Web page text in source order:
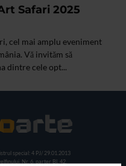
Safari 2025
cel mai amplu eveniment
Vă invităm să
dintre cele opt...
special: 4 PJ/ 29.01.2013
Nr. 6, parter Bl. 42,